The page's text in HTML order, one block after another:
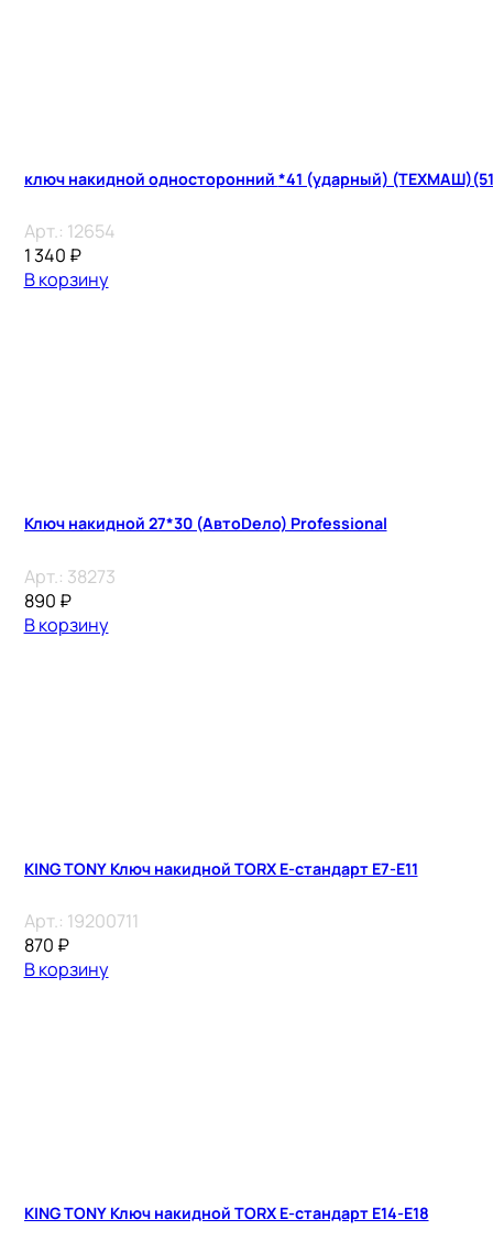
ключ накидной односторонний *41 (ударный)
Арт.: 12654
1 340 ₽
В корзину
Ключ накидной 27*30 (АвтоDело) Professional
Арт.: 38273
890 ₽
В корзину
KING TONY Ключ накидной TORX E-стандарт E7-E11
Арт.: 19200711
870 ₽
В корзину
KING TONY Ключ накидной TORX E-стандарт E14-E18